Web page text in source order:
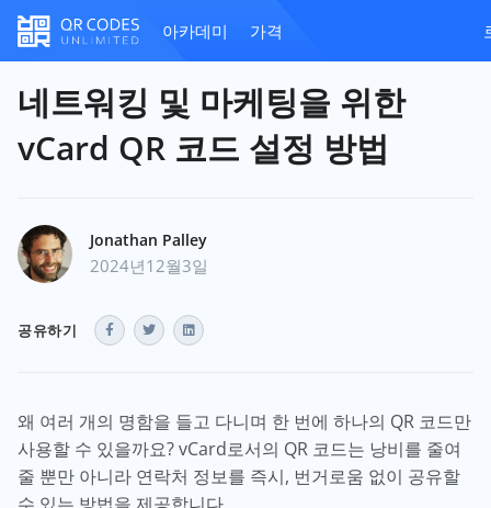
아카데미 가격
네트워킹 및 마케팅을 위한
vCard QR 코드 설정 방법
Jonathan Palley
2024년12월3일
공유하기
왜 여러 개의 명함을 들고 다니며 한 번에 하나의 QR 코드만
사용할 수 있을까요? vCard로서의 QR 코드는 낭비를 줄여
줄 뿐만 아니라 연락처 정보를 즉시, 번거로움 없이 공유할